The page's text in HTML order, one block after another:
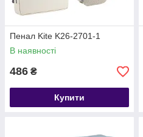
Пенал Kite K26-2701-1
В наявності
486 ₴
Купити